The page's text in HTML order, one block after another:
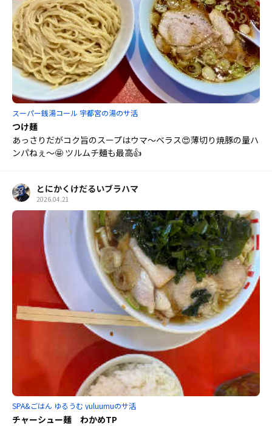
スーパー銭湯コール 宇都宮の湯のサ活
つけ麺
あっさりだがコク旨のスープはウマ〜ベラス😍薄切り焼豚の量ハ
ンパねぇ〜🤩 ツルムチ麺も最高👍
とにかくけだるいブラハマ
2026.04.21
SPA&ごはん ゆるうむ yuluumuのサ活
チャーシュー麺 わかめTP